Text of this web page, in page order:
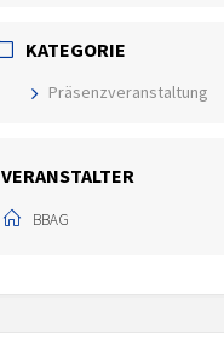
KATEGORIE
Präsenzveranstaltung
VERANSTALTER
BBAG